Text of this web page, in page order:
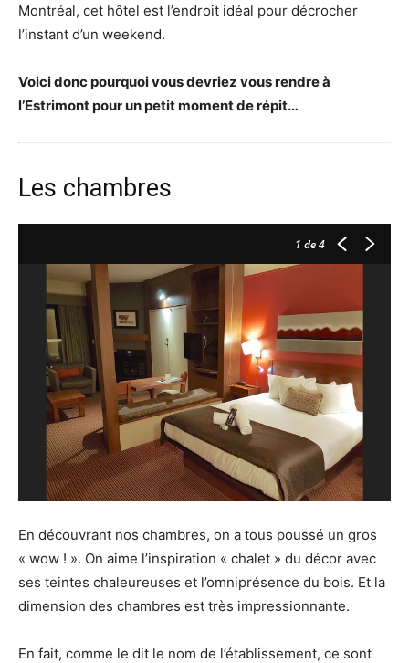
Montréal, cet hôtel est l’endroit idéal pour décrocher
l’instant d’un weekend.
Voici donc pourquoi vous devriez vous rendre à
l’Estrimont pour un petit moment de répit…
Les chambres
1 de 4
En découvrant nos chambres, on a tous poussé un gros
« wow ! ». On aime l’inspiration « chalet » du décor avec
ses teintes chaleureuses et l’omniprésence du bois. Et la
dimension des chambres est très impressionnante.
En fait, comme le dit le nom de l’établissement, ce sont